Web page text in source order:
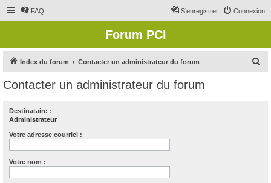
FAQ Connexion
S’enregistrer
Forum PCI
Index du forum Contacter un administrateur du forum
Contacter un administrateur du forum
Destinataire :
Administrateur
Votre adresse courriel :
Votre nom :